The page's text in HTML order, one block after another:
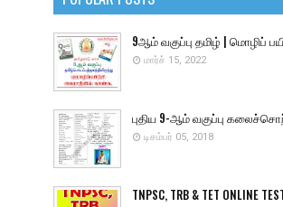
9ஆம் வகுப்பு தமிழ் | மொழிப்
மார்ச் 15, 2022
புதிய 9-ஆம் வகுப்பு
டிசம்பர் 05, 2018
TNPSC, TRB & TET ONLINE